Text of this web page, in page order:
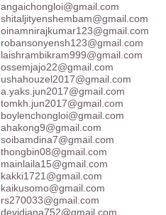
angaichongloi@gmail.com
shitaljityenshembam@gmail.com
oinamnirajkumar123@gmail.com
robansonyensh123@gmail.com
laishrambikram999@gmail.com
ossemjajo22@gmail.com
ushahouzel2017@gmail.com
a.yaks.jun2017@gmail.com
tomkh.jun2017@gmail.com
boylenchongloi@gmail.com
ahakong9@gmail.com
soibamdina7@gmail.com
thongbin08@gmail.com
mainlaila15@gmail.com
kakki1721@gmail.com
kaikusomo@gmail.com
rs270033@gmail.com
devidiana752@gmail.com